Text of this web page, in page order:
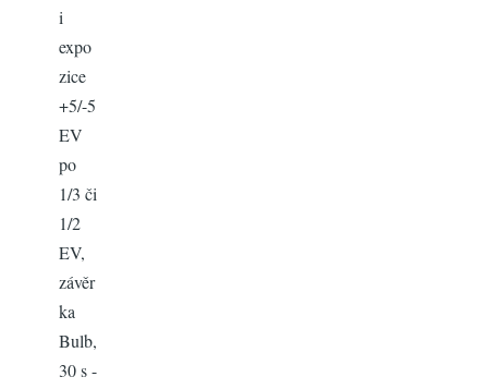
i
expo
zice
+5/-5
EV
po
1/3 či
1/2
EV,
závěr
ka
Bulb,
30 s -